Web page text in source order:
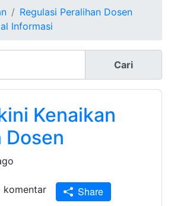
Regulasi Peralihan Dosen
Informasi
Cari
Kenaikan
Dosen
komentar Share